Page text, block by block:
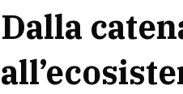
Dalla